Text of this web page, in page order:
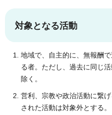
対象となる活動
地域で、自主的に、無報酬
る者。ただし、過去に同じ
除く。
営利、宗教や政治活動に繋
された活動は対象外とする。